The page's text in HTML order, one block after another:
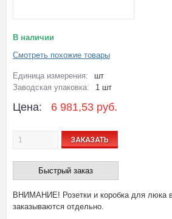
В наличии
Смотреть похожие товары
Единица измерения:
шт
Заводская упаковка:
1 шт
Цена: 6 981,53 руб.
ЗАКАЗАТЬ
Быстрый заказ
ВНИМАНИЕ! Розетки и коробка для люка
заказываются отдельно.